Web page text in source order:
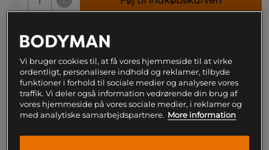
Gratis fragt over 199
kr
SKU #9782-050R | EAN7350021421425
Proteinella er en udsøgt hasselnøddecreme, som
passer til bagning ligeså vel som til pandekagen eller
pålæg.
Vi bruger cookies til, at få vores hjemmeside til at virke
ordentligt, personalisere indhold og reklamer, tilbyde
funktioner i forhold til sociale medier og analysere vores
traffik. Vi deler også information vedrørende din brug af
vores hjemmeside på vores sociale medier, i reklamer og
med analytiske samarbejdspartnere. More information